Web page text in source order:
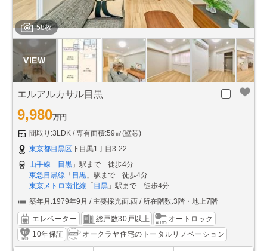
58枚
エルアルカサル目黒
9,980万円
間取り:3LDK
専有面積:59㎡(壁芯)
東京都目黒区下目黒1丁目3-22
山手線 「 目黒 」駅まで 徒歩4分
東急目黒線 「 目黒 」駅まで 徒歩4分
東京メトロ南北線 「 目黒 」駅まで 徒歩4分
築年月:1979年9月
主要採光面:西 所在階数:3階・地上7階
エレベーター 総戸数30戸以上
オートロック
10年保証
オークラヤ住宅のトータルリノベーション